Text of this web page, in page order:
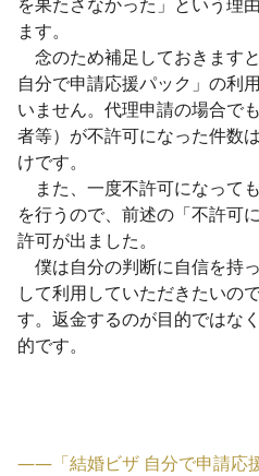
ます。
念のため補足しておきます
自分で申請応援パック」​ の利
いません。代理申請の場合で
者等）が不許可になった件数
けです。
また、一度不許可になって
を行うので、前述の「不許可
許可が出ました。
僕は自分の判断に自信を持
して利用していただきたいの
す。返金するのが目的ではな
的です。
――「結婚ビザ 自分で申請応